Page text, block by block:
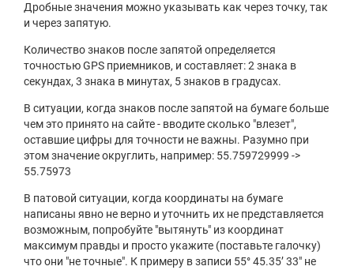
Дробные значения можно указывать как через точку, так
и через запятую.
Количество знаков после запятой определяется
точностью GPS приемников, и составляет: 2 знака в
секундах, 3 знака в минутах, 5 знаков в градусах.
В ситуации, когда знаков после запятой на бумаге больше
чем это принято на сайте - вводите сколько "влезет",
оставшие цифры для точности не важны. Разумно при
этом значение округлить, например: 55.759729999 ->
55.75973
В патовой ситуации, когда координаты на бумаге
написаны явно не верно и уточнить их не представляется
возможным, попробуйте "вытянуть" из координат
максимум правды и просто укажите (поставьте галочку)
что они "не точные". К примеру в записи 55° 45.35’ 33" не